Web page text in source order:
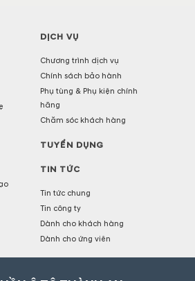
DỊCH VỤ
Chương trình dịch vụ
Chính sách bảo hành
Phụ tùng & Phụ kiện chính
hãng
Chăm sóc khách hàng
TUYỂN DỤNG
TIN TỨC
Tin tức chung
Tin công ty
Dành cho khách hàng
Dành cho ứng viên